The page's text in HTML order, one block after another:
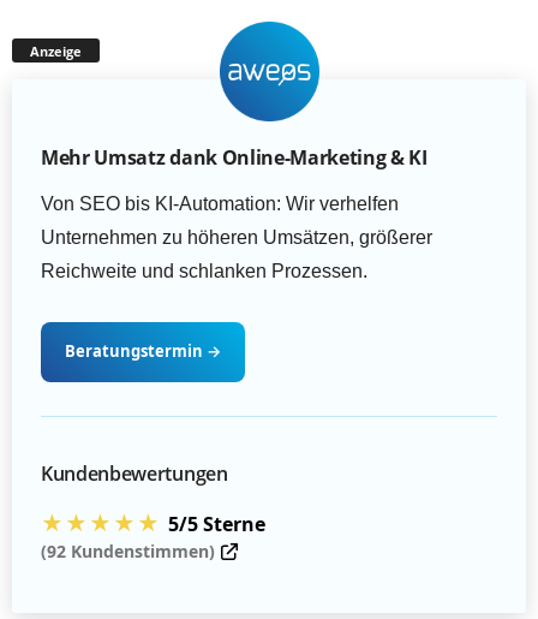
Anzeige
Mehr Umsatz dank Online-Marketing & KI
Von SEO bis KI-Automation: Wir verhelfen
Unternehmen zu höheren Umsätzen, größerer
Reichweite und schlanken Prozessen.
Beratungstermin →
Kundenbewertungen
★★★★★ 5/5 Sterne
(92 Kundenstimmen)